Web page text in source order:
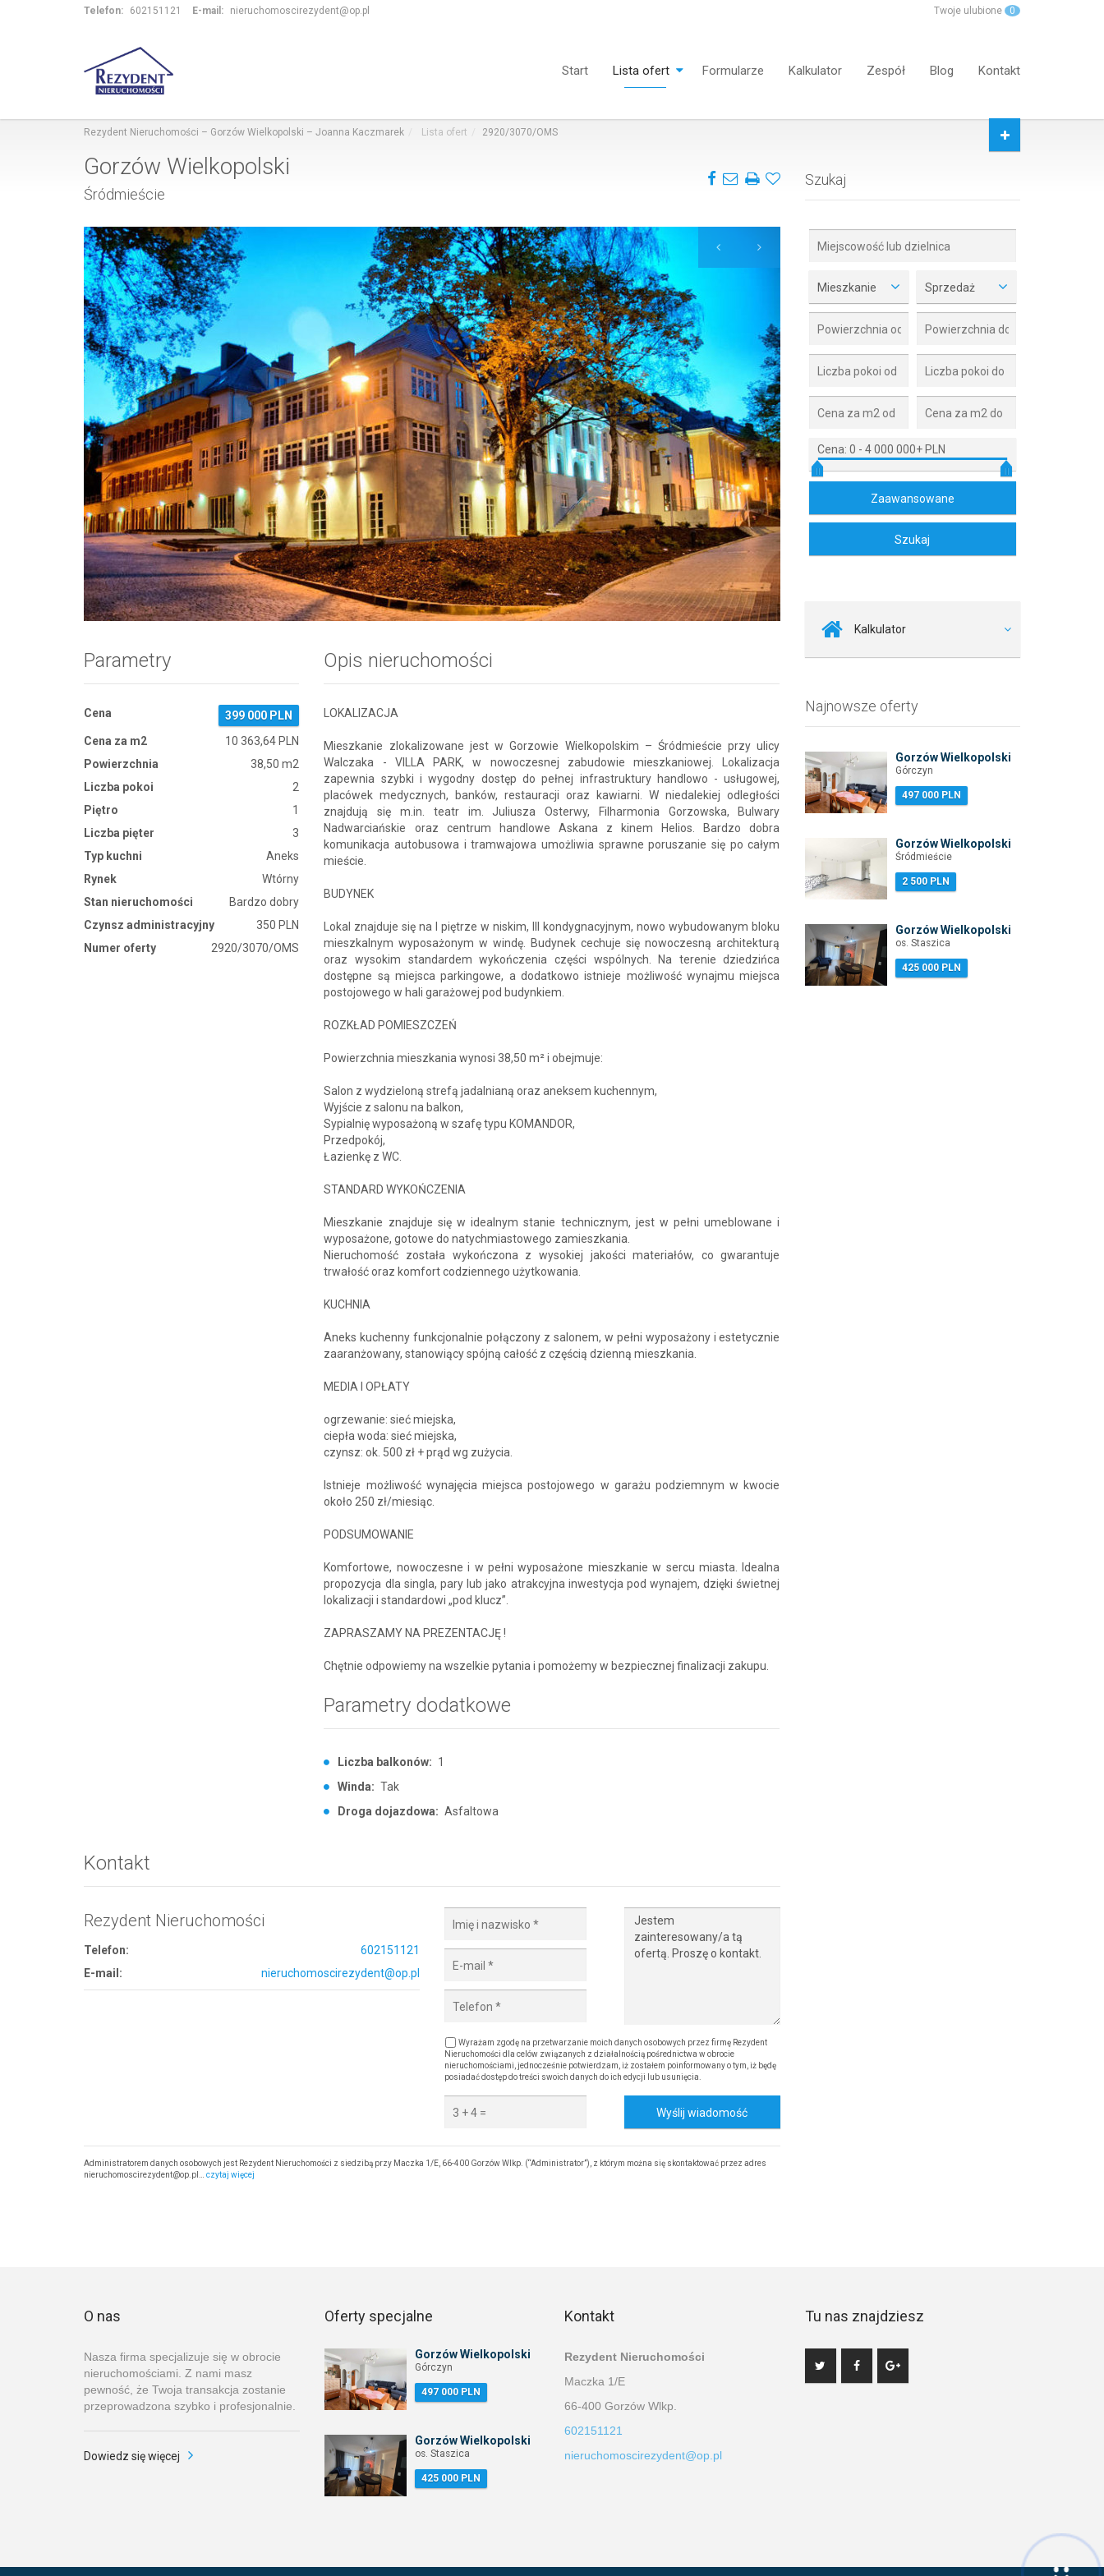
Telefon: 602151121 E-mail: nieruchomoscirezydent@op.pl Twoje ulubione 0
Start Lista ofert Formularze Kalkulator Zespół Blog Kontakt
Rezydent Nieruchomości – Gorzów Wielkopolski – Joanna Kaczmarek Lista ofert 2920/3070/OMS
Gorzów Wielkopolski
Śródmieście
Zdjęcie 1
Parametry
Cena
399 000 PLN
Cena za m2
10 363,64 PLN
Powierzchnia
38,50 m2
Liczba pokoi
2
Piętro
1
Liczba pięter
3
Typ kuchni
Aneks
Rynek
Wtórny
Stan nieruchomości
Bardzo dobry
Czynsz administracyjny
350 PLN
Numer oferty
2920/3070/OMS
Opis nieruchomości
LOKALIZACJA
Mieszkanie zlokalizowane jest w Gorzowie Wielkopolskim – Śródmieście przy ulicy
Walczaka - VILLA PARK, w nowoczesnej zabudowie mieszkaniowej. Lokalizacja
zapewnia szybki i wygodny dostęp do pełnej infrastruktury handlowo - usługowej,
placówek medycznych, banków, restauracji oraz kawiarni. W niedalekiej odległości
znajdują się m.in. teatr im. Juliusza Osterwy, Filharmonia Gorzowska, Bulwary
Nadwarciańskie oraz centrum handlowe Askana z kinem Helios. Bardzo dobra
komunikacja autobusowa i tramwajowa umożliwia sprawne poruszanie się po całym
mieście.
BUDYNEK
Lokal znajduje się na I piętrze w niskim, III kondygnacyjnym, nowo wybudowanym bloku
mieszkalnym wyposażonym w windę. Budynek cechuje się nowoczesną architekturą
oraz wysokim standardem wykończenia części wspólnych. Na terenie dziedzińca
dostępne są miejsca parkingowe, a dodatkowo istnieje możliwość wynajmu miejsca
postojowego w hali garażowej pod budynkiem.
ROZKŁAD POMIESZCZEŃ
Powierzchnia mieszkania wynosi 38,50 m² i obejmuje:
Salon z wydzieloną strefą jadalnianą oraz aneksem kuchennym,
Wyjście z salonu na balkon,
Sypialnię wyposażoną w szafę typu KOMANDOR,
Przedpokój,
Łazienkę z WC.
STANDARD WYKOŃCZENIA
Mieszkanie znajduje się w idealnym stanie technicznym, jest w pełni umeblowane i
wyposażone, gotowe do natychmiastowego zamieszkania.
Nieruchomość została wykończona z wysokiej jakości materiałów, co gwarantuje
trwałość oraz komfort codziennego użytkowania.
KUCHNIA
Aneks kuchenny funkcjonalnie połączony z salonem, w pełni wyposażony i estetycznie
zaaranżowany, stanowiący spójną całość z częścią dzienną mieszkania.
MEDIA I OPŁATY
ogrzewanie: sieć miejska,
ciepła woda: sieć miejska,
czynsz: ok. 500 zł + prąd wg zużycia.
Istnieje możliwość wynajęcia miejsca postojowego w garażu podziemnym w kwocie
około 250 zł/miesiąc.
PODSUMOWANIE
Komfortowe, nowoczesne i w pełni wyposażone mieszkanie w sercu miasta. Idealna
propozycja dla singla, pary lub jako atrakcyjna inwestycja pod wynajem, dzięki świetnej
lokalizacji i standardowi „pod klucz”.
ZAPRASZAMY NA PREZENTACJĘ !
Chętnie odpowiemy na wszelkie pytania i pomożemy w bezpiecznej finalizacji zakupu.
Parametry dodatkowe
Liczba balkonów: 1
Winda: Tak
Droga dojazdowa: Asfaltowa
Kontakt
Rezydent Nieruchomości
Telefon:
602151121
E-mail:
nieruchomoscirezydent@op.pl
Wyrażam zgodę na przetwarzanie moich danych osobowych przez firmę Rezydent
Nieruchomości dla celów związanych z działalnością pośrednictwa w obrocie
nieruchomościami, jednocześnie potwierdzam, iż zostałem poinformowany o tym, iż będę
posiadać dostęp do treści swoich danych do ich edycji lub usunięcia.
Wyślij wiadomość
Administratorem danych osobowych jest Rezydent Nieruchomości z siedzibą przy Maczka 1/E, 66-400 Gorzów Wlkp. (“Administrator”), z którym można się skontaktować przez adres
nieruchomoscirezydent@op.pl… czytaj więcej
Szukaj
Mieszkanie Sprzedaż
Cena: 0 - 4 000 000+ PLN
Kalkulator
Najnowsze oferty
Gorzów Wielkopolski
Górczyn
497 000 PLN
Gorzów Wielkopolski
Śródmieście
2 500 PLN
Gorzów Wielkopolski
os. Staszica
425 000 PLN
O nas
Nasza firma specjalizuje się w obrocie
nieruchomościami. Z nami masz
pewność, że Twoja transakcja zostanie
przeprowadzona szybko i profesjonalnie.
Dowiedz się więcej
Oferty specjalne
Gorzów Wielkopolski
Górczyn
497 000 PLN
Gorzów Wielkopolski
os. Staszica
425 000 PLN
Kontakt
Rezydent Nieruchomości
Maczka 1/E
66-400 Gorzów Wlkp.
602151121
nieruchomoscirezydent@op.pl
Tu nas znajdziesz